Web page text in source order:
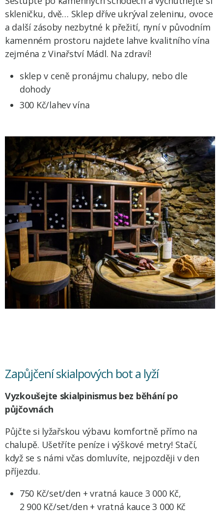
skleničku, dvě… Sklep dříve ukrýval zeleninu, ovoce
a další zásoby nezbytné k přežití, nyní v původním
kamenném prostoru najdete lahve kvalitního vína
zejména z Vinařství Mádl. Na zdraví!
sklep v ceně pronájmu chalupy, nebo dle
dohody
300 Kč/lahev vína
Zapůjčení skialpových bot a lyží
Vyzkoušejte skialpinismus bez běhání po
půjčovnách
Půjčte si lyžařskou výbavu komfortně přímo na
chalupě. Ušetříte peníze i výškové metry! Stačí,
když se s námi včas domluvíte, nejpozději v den
příjezdu.
750 Kč/set/den + vratná kauce 3 000 Kč,
2 900 Kč/set/den + vratná kauce 3 000 Kč